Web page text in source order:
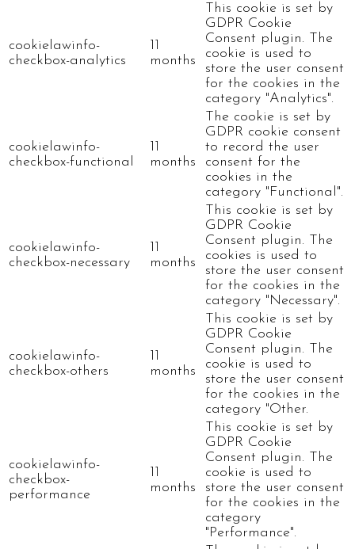
cookielawinfo-
checkbox-analytics
11
months
This cookie is set by
GDPR Cookie
Consent plugin. The
cookie is used to
store the user consent
for the cookies in the
category "Analytics".
cookielawinfo-
checkbox-functional
11
months
The cookie is set by
GDPR cookie consent
to record the user
consent for the
cookies in the
category "Functional".
cookielawinfo-
checkbox-necessary
11
months
This cookie is set by
GDPR Cookie
Consent plugin. The
cookies is used to
store the user consent
for the cookies in the
category "Necessary".
cookielawinfo-
checkbox-others
11
months
This cookie is set by
GDPR Cookie
Consent plugin. The
cookie is used to
store the user consent
for the cookies in the
category "Other.
cookielawinfo-
checkbox-
performance
11
months
This cookie is set by
GDPR Cookie
Consent plugin. The
cookie is used to
store the user consent
for the cookies in the
category
"Performance".